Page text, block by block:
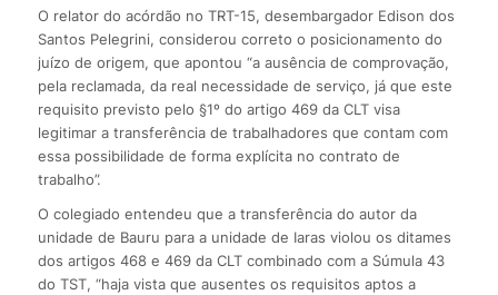
O relator do acórdão no TRT-15, desembargador Edison dos
Santos Pelegrini, considerou correto o posicionamento do
juízo de origem, que apontou “a ausência de comprovação,
pela reclamada, da real necessidade de serviço, já que este
requisito previsto pelo §1º do artigo 469 da CLT visa
legitimar a transferência de trabalhadores que contam com
essa possibilidade de forma explícita no contrato de
trabalho”.
O colegiado entendeu que a transferência do autor da
unidade de Bauru para a unidade de Iaras violou os ditames
dos artigos 468 e 469 da CLT combinado com a Súmula 43
do TST, “haja vista que ausentes os requisitos aptos a